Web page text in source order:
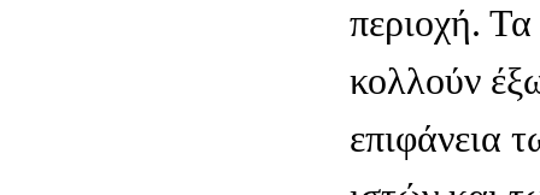
περιοχή.
κολλούν
επιφάνεια